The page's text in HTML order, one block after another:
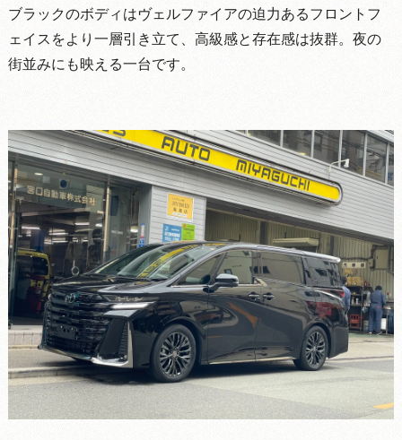
ブラックのボディはヴェルファイアの迫力あるフロントフ
ェイスをより一層引き立て、高級感と存在感は抜群。夜の
街並みにも映える一台です。